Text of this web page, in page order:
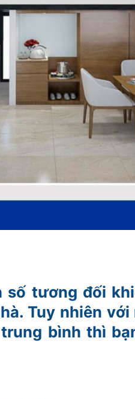
tương đối
Tuy nhiên
bình thì